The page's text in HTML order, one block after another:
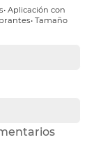
Aplicación con
Tamaño